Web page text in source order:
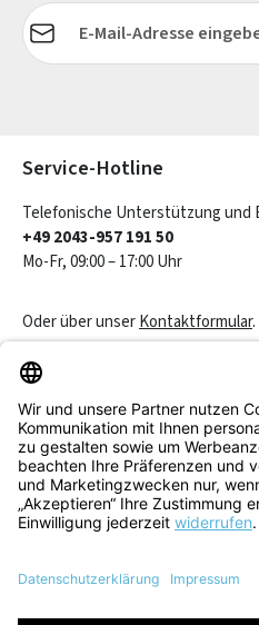
E-Mail-Adresse*
Service-Hotline
Telefonische Unterstützung und
+49 2043-957 191 50
Mo-Fr, 09:00 – 17:00 Uhr
Oder über unserKontaktformular.
Service & Beratung
Informationen